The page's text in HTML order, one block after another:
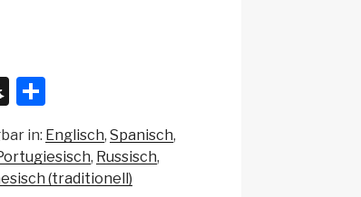
S
a
p
eil
e
n
in: Englisch Spanisch
Russisch
(traditionell)